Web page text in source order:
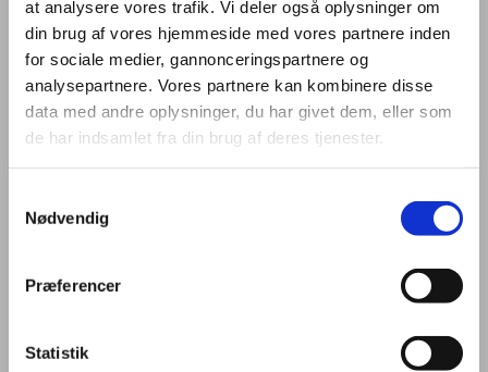
at analysere vores trafik. Vi deler også oplysninger om
din brug af vores hjemmeside med vores partnere inden
for sociale medier, gannonceringspartnere og
analysepartnere. Vores partnere kan kombinere disse
data med andre oplysninger, du har givet dem, eller som
de har indsamlet fra din brug af deres tjenester.
Nødvendig
Præferencer
Statistik
Butik og E-handel
EUX - kontor og finans